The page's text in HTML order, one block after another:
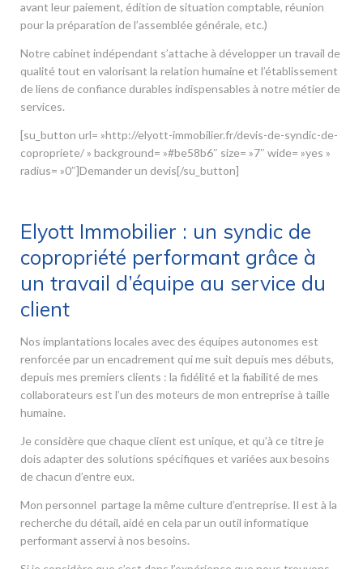
avant leur paiement, édition de situation comptable, réunion
pour la préparation de l’assemblée générale, etc.)
Notre cabinet indépendant s’attache à développer un travail de
qualité tout en valorisant la relation humaine et l’établissement
de liens de confiance durables indispensables à notre métier de
services.
[su_button url= »http://elyott-immobilier.fr/devis-de-syndic-de-
copropriete/ » background= »#be58b6″ size= »7″ wide= »yes »
radius= »0″]Demander un devis[/su_button]
Elyott Immobilier : un syndic de
copropriété performant grâce à
un travail d’équipe au service du
client
Nos implantations locales avec des équipes autonomes est
renforcée par un encadrement qui me suit depuis mes débuts,
depuis mes premiers clients : la fidélité et la fiabilité de mes
collaborateurs est l’un des moteurs de mon entreprise à taille
humaine.
Je considère que chaque client est unique, et qu’à ce titre je
dois adapter des solutions spécifiques et variées aux besoins
de chacun d’entre eux.
Mon personnel partage la même culture d’entreprise. Il est à la
recherche du détail, aidé en cela par un outil informatique
performant asservi à nos besoins.